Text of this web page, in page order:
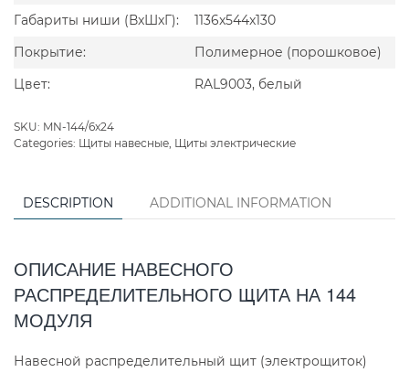
Габариты ниши (ВxШxГ):
1136x544x130
Покрытие:
Полимерное (порошковое)
Цвет:
RAL9003, белый
SKU: MN-144/6x24
Categories: Щиты навесные Щиты электрические
DESCRIPTION ADDITIONAL INFORMATION
ОПИСАНИЕ НАВЕСНОГО
РАСПРЕДЕЛИТЕЛЬНОГО ЩИТА НА 144
МОДУЛЯ
Навесной распределительный щит (электрощиток)